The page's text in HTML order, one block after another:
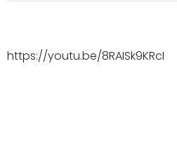
https://youtu.be/8RAISk9KRcI